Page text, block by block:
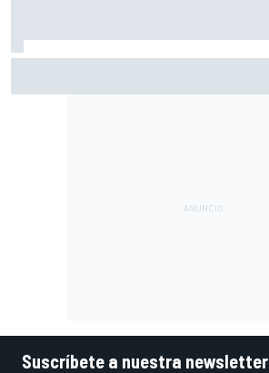
Suscríbete a nuestra newsletter